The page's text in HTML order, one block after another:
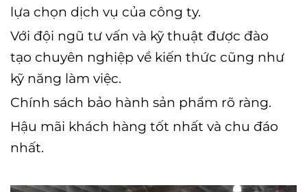
lựa chọn dịch vụ của công ty.
Với đội ngũ tư vấn và kỹ thuật được đào
tạo chuyên nghiệp về kiến thức cũng như
kỹ năng làm việc.
Chính sách bảo hành sản phẩm rõ ràng.
Hậu mãi khách hàng tốt nhất và chu đáo
nhất.